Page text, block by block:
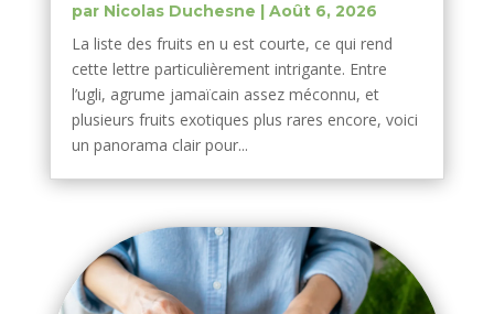
par Nicolas Duchesne Août 6, 2026
La liste des fruits en u est courte, ce qui rend
cette lettre particulièrement intrigante. Entre
l’ugli, agrume jamaïcain assez méconnu, et
plusieurs fruits exotiques plus rares encore, voici
un panorama clair pour...